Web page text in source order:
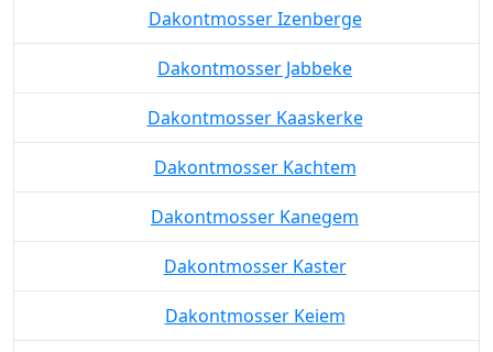
Dakontmosser Izenberge
Dakontmosser Jabbeke
Dakontmosser Kaaskerke
Dakontmosser Kachtem
Dakontmosser Kanegem
Dakontmosser Kaster
Dakontmosser Keiem